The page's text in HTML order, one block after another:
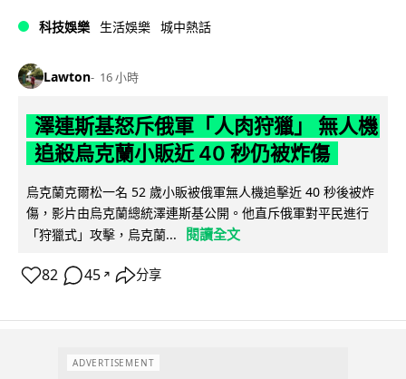
科技娛樂 生活娛樂 城中熱話
Lawton 16 小時
澤連斯基怒斥俄軍「人肉狩獵」 無人機
追殺烏克蘭小販近 40 秒仍被炸傷
烏克蘭克爾松一名 52 歲小販被俄軍無人機追擊近 40 秒後被炸
傷，影片由烏克蘭總統澤連斯基公開。他直斥俄軍對平民進行
「狩獵式」攻擊，烏克蘭...
閱讀全文
82 45 ↗ 分享
ADVERTISEMENT